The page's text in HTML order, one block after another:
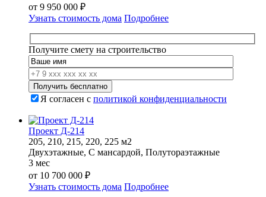
от 9 950 000 ₽
Узнать стоимость дома Подробнее
Получите смету на строительство
Я согласен с политикой конфиденциальности
Проект Д-214
205, 210, 215, 220, 225 м2
Двухэтажные, С мансардой, Полутораэтажные
3 мес
от 10 700 000 ₽
Узнать стоимость дома Подробнее